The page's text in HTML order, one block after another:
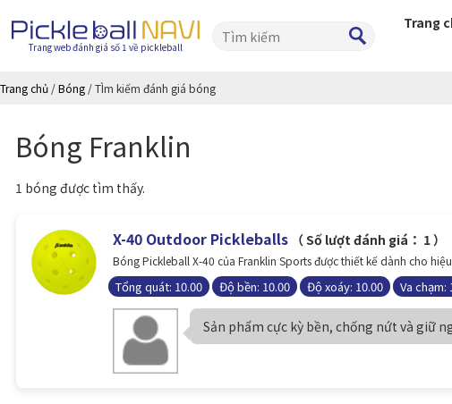
Trang web đánh giá số 1 về pickleball
Trang
Trang chủ /Bóng /TÌm kiếm đánh giá bóng
Bóng Franklin
1 bóng được tìm thấy.
X-40 Outdoor Pickleballs （ Số lượt đánh giá： 1 ）
Bóng Pickleball X-40 của Franklin Sports được thiết kế dành cho
Tổng quát: 10.00 Độ bền: 10.00 Độ xoáy: 10.00 Va chạm:
Sản phẩm cực kỳ bền, chống nứt và giữ